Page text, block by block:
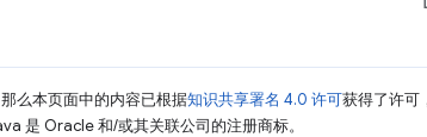
么本页面中的内容已根据知识共享署名 4.0 许可获得了许可
是 Oracle 和/或其关联公司的注册商标。